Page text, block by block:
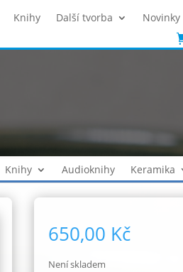
Knihy Další tvorba Novinky
Knihy Audioknihy Keramika
650,00 Kč
Není skladem